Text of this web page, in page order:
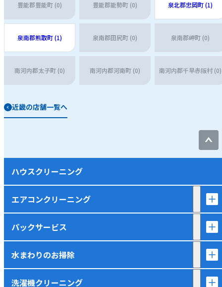
豊能郡豊能町 (0) 豊能郡能勢町 (0) 泉北郡忠岡町 (1)
泉南郡熊取町 (1) 泉南郡田尻町 (0) 泉南郡岬町 (0)
南河内郡太子町 (0) 南河内郡河南町 (0) 南河内郡千早赤阪村 (0)
近畿の店舗一覧へ
ハウスクリーニング
エアコンクリーニング
パックサービス
水まわりのお掃除
洗濯機クリーニング